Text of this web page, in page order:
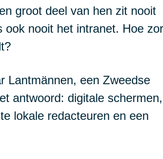
groot deel van hen zit nooit
nooit het intranet. Hoe
Lantmännen, een Zweedse
antwoord: digitale schermen,
lokale redacteuren en een